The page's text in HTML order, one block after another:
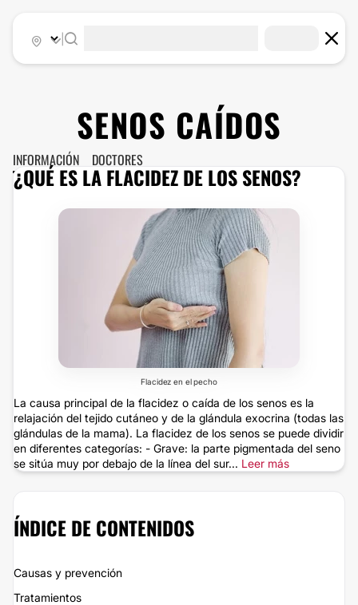
SENOS CAÍDOS
INFORMACIÓN DOCTORES
¿QUÉ ES LA FLACIDEZ DE LOS SENOS?
Flacidez en el pecho
La causa principal de la flacidez o caída de los senos es la
relajación del tejido cutáneo y de la glándula exocrina (todas las
glándulas de la mama). La flacidez de los senos se puede dividir
en diferentes categorías: - Grave: la parte pigmentada del seno
se sitúa muy por debajo de la línea del sur... Leer más
ÍNDICE DE CONTENIDOS
Causas y prevención
Tratamientos